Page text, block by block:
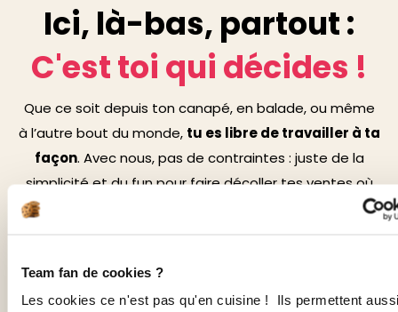
Ici, là-bas, partout :
C'est toi qui décides !
Que ce soit depuis ton canapé, en balade, ou même
à l’autre bout du monde, tu es libre de travailler à ta
façon. Avec nous, pas de contraintes : juste de la
simplicité et du fun pour faire décoller tes ventes où